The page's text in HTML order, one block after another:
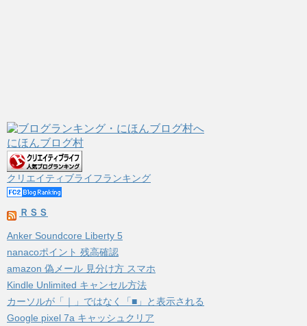
にほんブログ村
クリエイティブライフランキング
ＲＳＳ
Anker Soundcore Liberty 5
nanacoポイント 残高確認
amazon 偽メール 見分け方 スマホ
Kindle Unlimited キャンセル方法
カーソルが「｜」ではなく「■」と表示される
Google pixel 7a キャッシュクリア